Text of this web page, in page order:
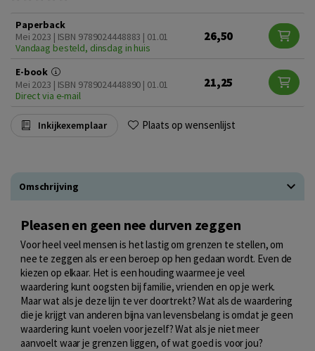
Paperback
Mei 2023 | ISBN 9789024448883 | 01.01
Vandaag besteld, dinsdag in huis
26,50
E-book
Mei 2023 | ISBN 9789024448890 | 01.01
Direct via e-mail
21,25
Inkijkexemplaar Plaats op wensenlijst
Omschrijving
Pleasen en geen nee durven zeggen
Voor heel veel mensen is het lastig om grenzen te stellen, om
nee te zeggen als er een beroep op hen gedaan wordt. Even de
kiezen op elkaar. Het is een houding waarmee je veel
waardering kunt oogsten bij familie, vrienden en op je werk.
Maar wat als je deze lijn te ver doortrekt? Wat als de waardering
die je krijgt van anderen bijna van levensbelang is omdat je geen
waardering kunt voelen voor jezelf? Wat als je niet meer
aanvoelt waar je grenzen liggen, of wat goed is voor jou?